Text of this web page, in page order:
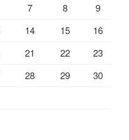
7 8
9
14 15
16
21 22
23
28 29
30